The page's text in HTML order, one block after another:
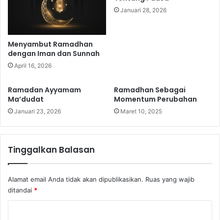
Menyambut Ramadhan
dengan Iman dan Sunnah
April 16, 2026
Januari 28, 2026
Ramadan Ayyamam
Ma’dudat
Januari 23, 2026
Ramadhan Sebagai
Momentum Perubahan
Maret 10, 2025
Tinggalkan Balasan
Alamat email Anda tidak akan dipublikasikan. Ruas yang wajib
ditandai *